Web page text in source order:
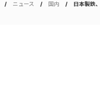
ニュース 国内 日本製鉄